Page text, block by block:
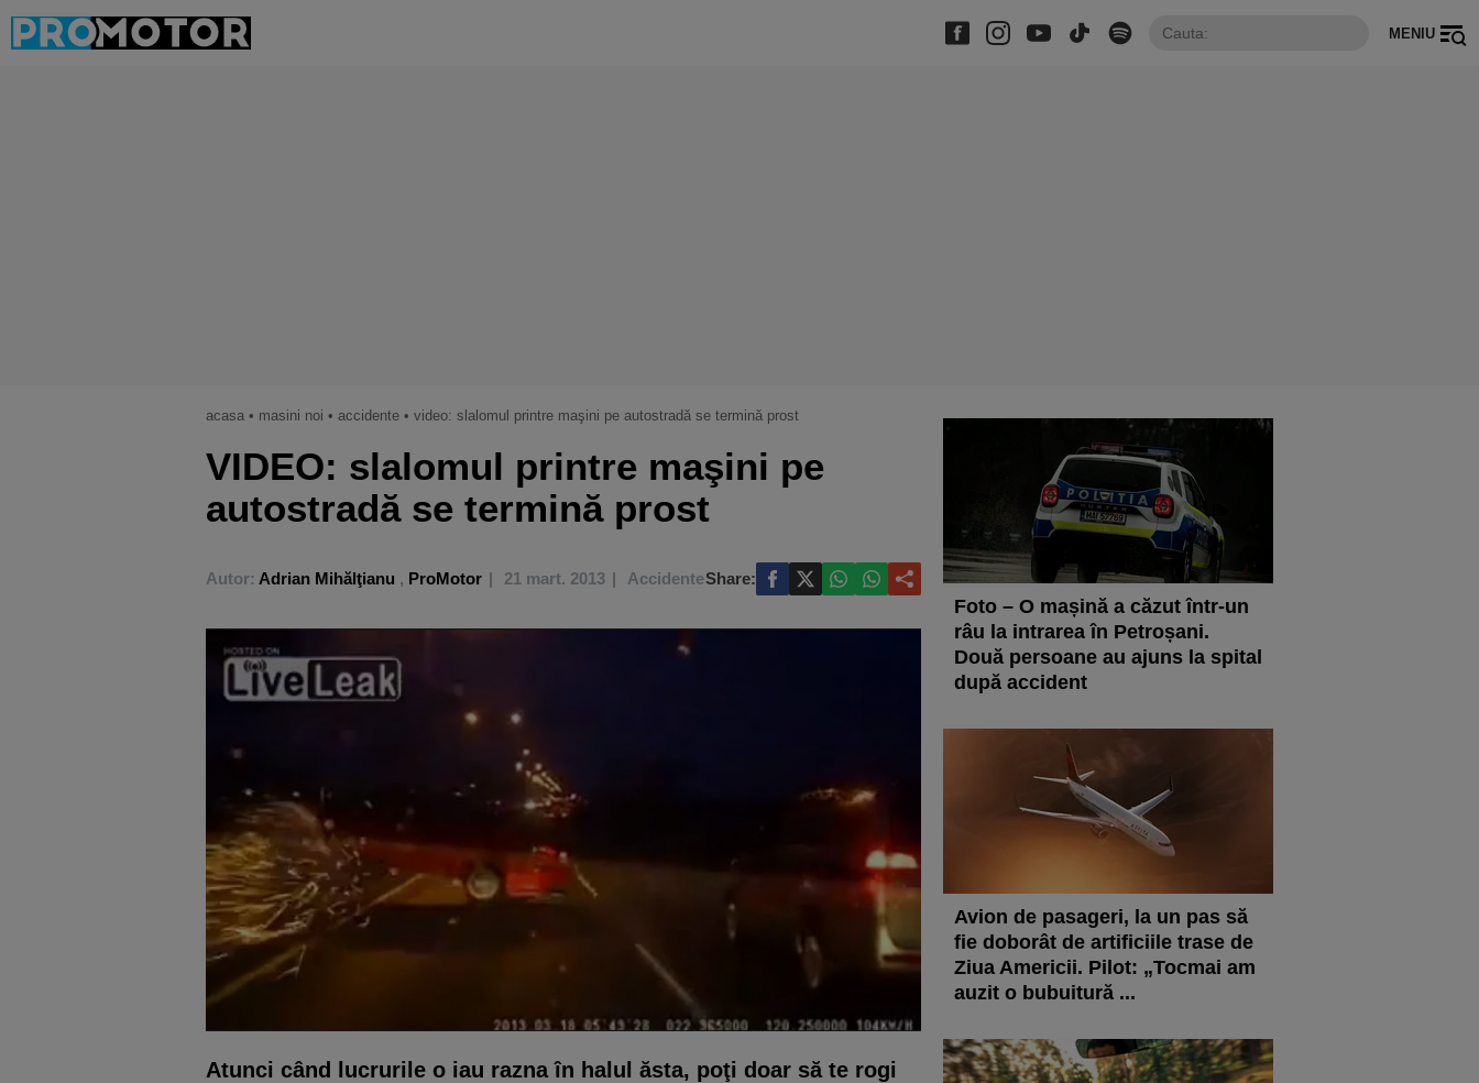
MENIU
acasa • masini noi • accidente • video: slalomul printre maşini pe autostradă se termină prost
VIDEO: slalomul printre maşini pe
autostradă se termină prost
Autor: Adrian Mihălţianu , ProMotor 21 mart. 2013 AccidenteShare:
Atunci când lucrurile o iau razna în halul ăsta, poţi doar să te rogi
Foto – O mașină a căzut într-un
râu la intrarea în Petroșani.
Două persoane au ajuns la spital
după accident
Avion de pasageri, la un pas să
fie doborât de artificiile trase de
Ziua Americii. Pilot: „Tocmai am
auzit o bubuitură ...